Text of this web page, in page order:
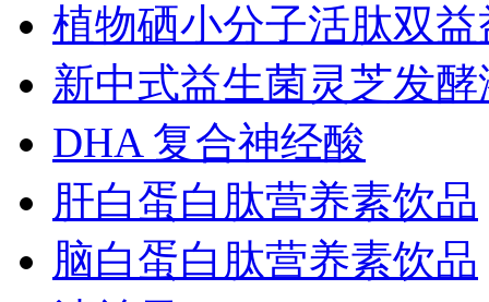
植物硒小分子活肽双
新中式益生菌灵芝发
DHA 复合神经酸
肝白蛋白肽营养素饮品
脑白蛋白肽营养素饮品